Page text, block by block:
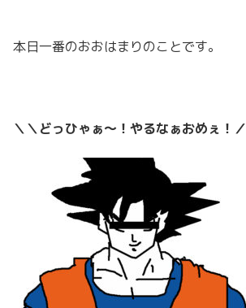
本日一番のおおはまりのことです。
＼＼どっひゃぁ～！やるなぁおめぇ！